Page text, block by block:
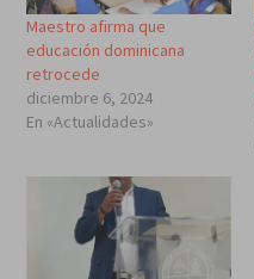
Maestro afirma que
educación dominicana
retrocede
diciembre 6, 2024
En «Actualidades»